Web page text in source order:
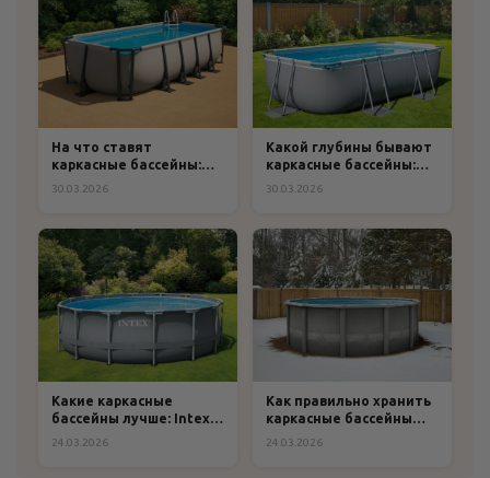
На что ставят
каркасные бассейны:
практическое
основания
30.03.2026
Какой глубины бывают
каркасные бассейны:
полный гид по выбору
30.03.2026
Какие каркасные
бассейны лучше: Intex
или Bestway?
24.03.2026
Как правильно хранить
каркасные бассейны
зимой: пошаговая
24.03.2026